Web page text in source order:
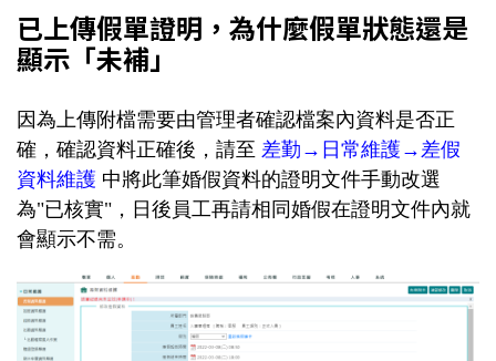
已上傳假單證明，為什麼假單狀態還是
顯示「未補」
因為上傳附檔需要由管理者確認檔案內資料是否正
確， 確認資料正確後，請至 差勤 →日常維護→ 差假
資料維護 中將此筆婚假資料的證明文件手動改選
為"已核實" ， 日後員工再請相同婚假在證明文件內就
會顯示不需。